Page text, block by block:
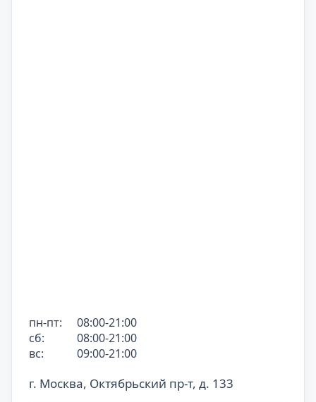
г. Москва, Октябрьский пр-т, д. 133
пн-пт:
08:00-21:00
сб:
08:00-21:00
вс:
09:00-21:00